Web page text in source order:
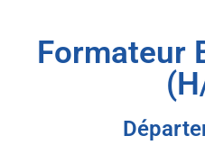
Formateur